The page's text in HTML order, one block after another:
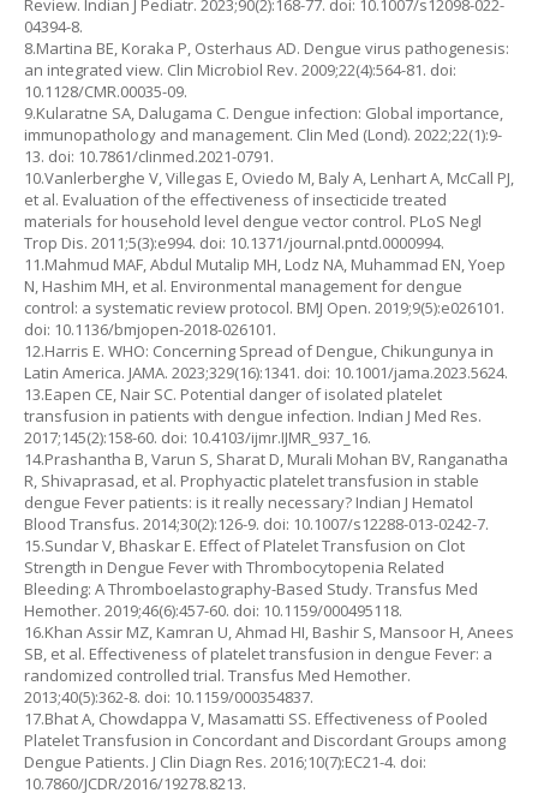
Review. Indian J Pediatr. 2023;90(2):168-77. doi: 10.1007/s12098-022-
04394-8.
8.Martina BE, Koraka P, Osterhaus AD. Dengue virus pathogenesis:
an integrated view. Clin Microbiol Rev. 2009;22(4):564-81. doi:
10.1128/CMR.00035-09.
9.Kularatne SA, Dalugama C. Dengue infection: Global importance,
immunopathology and management. Clin Med (Lond). 2022;22(1):9-
13. doi: 10.7861/clinmed.2021-0791.
10.Vanlerberghe V, Villegas E, Oviedo M, Baly A, Lenhart A, McCall PJ,
et al. Evaluation of the effectiveness of insecticide treated
materials for household level dengue vector control. PLoS Negl
Trop Dis. 2011;5(3):e994. doi: 10.1371/journal.pntd.0000994.
11.Mahmud MAF, Abdul Mutalip MH, Lodz NA, Muhammad EN, Yoep
N, Hashim MH, et al. Environmental management for dengue
control: a systematic review protocol. BMJ Open. 2019;9(5):e026101.
doi: 10.1136/bmjopen-2018-026101.
12.Harris E. WHO: Concerning Spread of Dengue, Chikungunya in
Latin America. JAMA. 2023;329(16):1341. doi: 10.1001/jama.2023.5624.
13.Eapen CE, Nair SC. Potential danger of isolated platelet
transfusion in patients with dengue infection. Indian J Med Res.
2017;145(2):158-60. doi: 10.4103/ijmr.IJMR_937_16.
14.Prashantha B, Varun S, Sharat D, Murali Mohan BV, Ranganatha
R, Shivaprasad, et al. Prophyactic platelet transfusion in stable
dengue Fever patients: is it really necessary? Indian J Hematol
Blood Transfus. 2014;30(2):126-9. doi: 10.1007/s12288-013-0242-7.
15.Sundar V, Bhaskar E. Effect of Platelet Transfusion on Clot
Strength in Dengue Fever with Thrombocytopenia Related
Bleeding: A Thromboelastography-Based Study. Transfus Med
Hemother. 2019;46(6):457-60. doi: 10.1159/000495118.
16.Khan Assir MZ, Kamran U, Ahmad HI, Bashir S, Mansoor H, Anees
SB, et al. Effectiveness of platelet transfusion in dengue Fever: a
randomized controlled trial. Transfus Med Hemother.
2013;40(5):362-8. doi: 10.1159/000354837.
17.Bhat A, Chowdappa V, Masamatti SS. Effectiveness of Pooled
Platelet Transfusion in Concordant and Discordant Groups among
Dengue Patients. J Clin Diagn Res. 2016;10(7):EC21-4. doi:
10.7860/JCDR/2016/19278.8213.